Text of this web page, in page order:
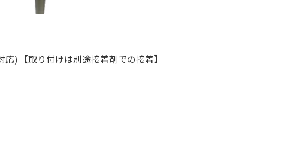
) 【取り付けは別途接着剤での接着】